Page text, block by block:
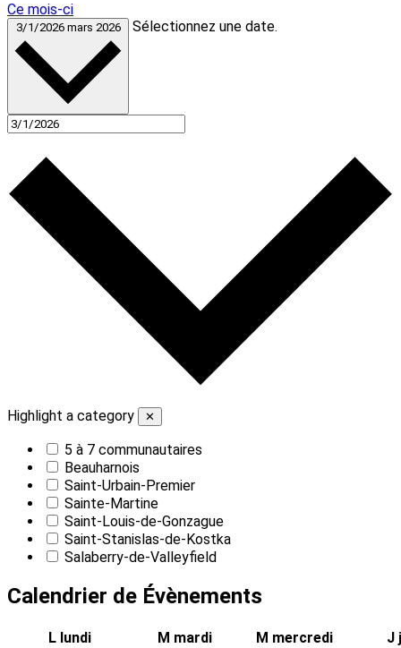
Ce mois-ci
3/1/2026 mars 2026 Sélectionnez une date.
Highlight a category ✕
5 à 7 communautaires
Beauharnois
Saint-Urbain-Premier
Sainte-Martine
Saint-Louis-de-Gonzague
Saint-Stanislas-de-Kostka
Salaberry-de-Valleyfield
Calendrier de Évènements
L lundi M mardi M mercredi J